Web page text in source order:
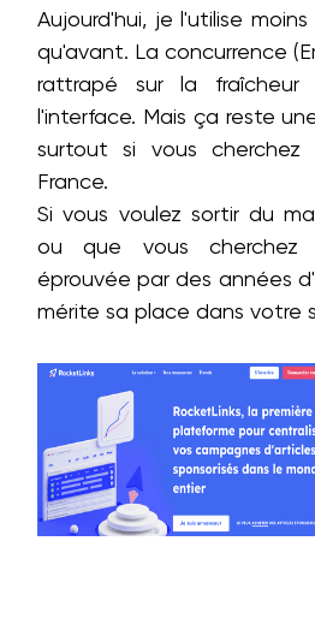
Aujourd'hui, je l'utilise
qu'avant. La concurrence
rattrapé sur la
l'interface. Mais ça reste
surtout si vous cherchez
France.
Si vous voulez sortir du
ou que vous cherchez
éprouvée par des années
mérite sa place dans votre